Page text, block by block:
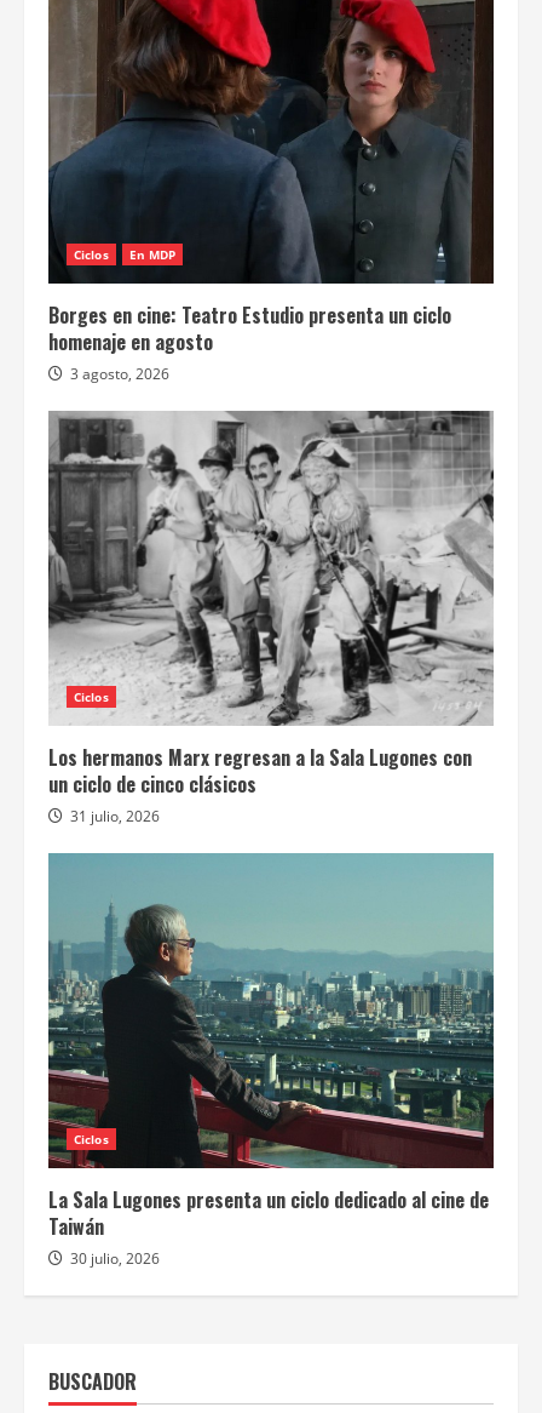
Ciclos En MDP
Borges en cine: Teatro Estudio presenta un ciclo
homenaje en agosto
3 agosto, 2026
Ciclos
Los hermanos Marx regresan a la Sala Lugones con
un ciclo de cinco clásicos
31 julio, 2026
Ciclos
La Sala Lugones presenta un ciclo dedicado al cine de
Taiwán
30 julio, 2026
BUSCADOR